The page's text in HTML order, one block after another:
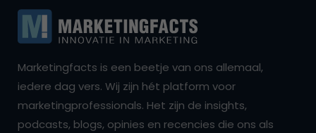
Marketingfacts is een beetje van ons allemaal,
iedere dag vers. Wij zijn hét platform voor
marketingprofessionals. Het zijn de insights,
podcasts, blogs, opinies en recencies die ons als